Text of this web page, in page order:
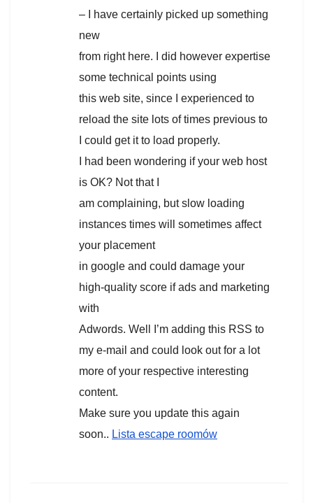
– I have certainly picked up something
new
from right here. I did however expertise
some technical points using
this web site, since I experienced to
reload the site lots of times previous to
I could get it to load properly.
I had been wondering if your web host
is OK? Not that I
am complaining, but slow loading
instances times will sometimes affect
your placement
in google and could damage your
high-quality score if ads and marketing
with
Adwords. Well I’m adding this RSS to
my e-mail and could look out for a lot
more of your respective interesting
content.
Make sure you update this again
soon.. Lista escape roomów